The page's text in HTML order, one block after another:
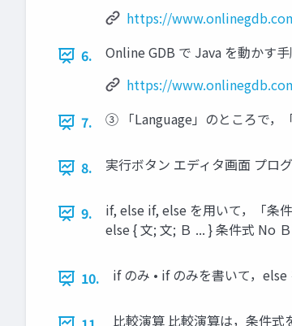
https://
6.
Online GDB で Java を動かす
https://
7.
③ 「Language」のところで，
8. 実行ボタン エディタ画面 プロ
9.
if, else if, else を用いて，「条
else { 文; 文; Ｂ ... } 条件式 No
10. if のみ • if のみを書いて，
比較演算 比較演算は，条件式